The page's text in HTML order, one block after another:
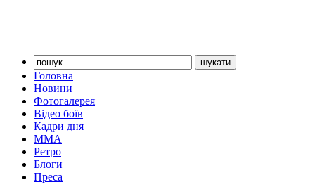
Головна
Новини
Фотогалерея
Відео боїв
Кадри дня
ММА
Ретро
Блоги
Преса